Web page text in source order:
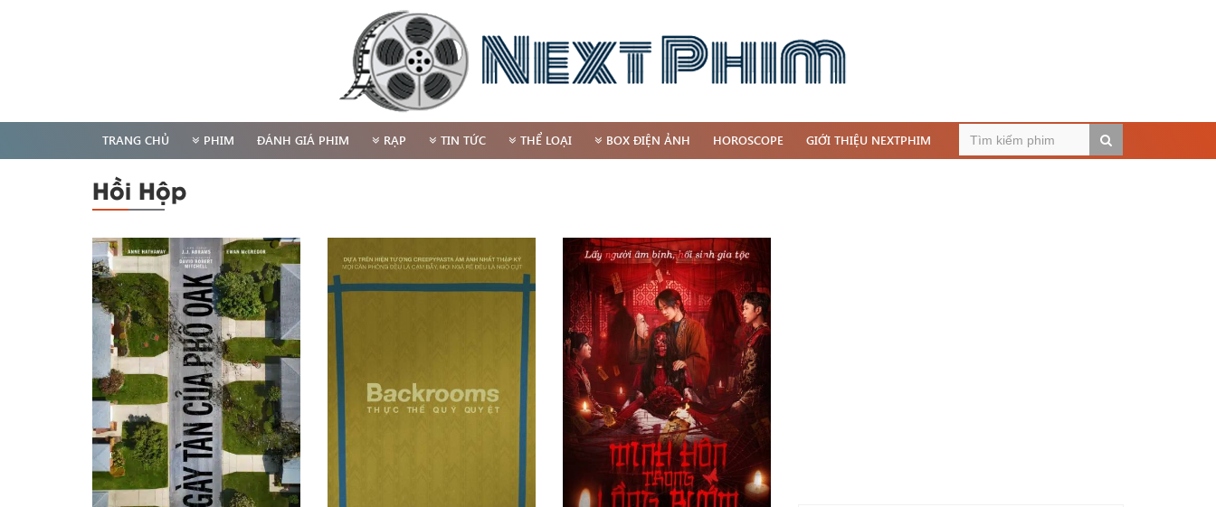
TRANG CHỦ PHIM ĐÁNH GIÁ PHIM RẠP TIN TỨC THỂ LOẠI BOX ĐIỆN ẢNH HOROSCOPE GIỚI THIỆU NEXTPHIM
Hồi Hộp